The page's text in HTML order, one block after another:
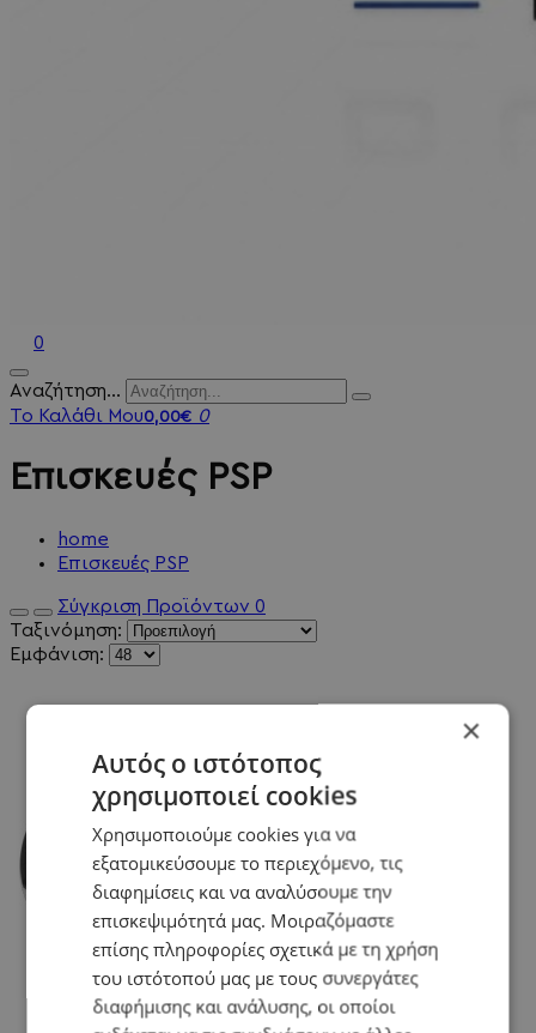
0
Αναζήτηση...
Το Καλάθι Μου0,00€ 0
Επισκευές PSP
home
Επισκευές PSP
Σύγκριση Προϊόντων 0
Ταξινόμηση:
Εμφάνιση:
×
Αυτός ο ιστότοπος
χρησιμοποιεί cookies
Χρησιμοποιούμε cookies για να
εξατομικεύσουμε το περιεχόμενο, τις
διαφημίσεις και να αναλύσουμε την
επισκεψιμότητά μας. Μοιραζόμαστε
επίσης πληροφορίες σχετικά με τη χρήση
του ιστότοπού μας με τους συνεργάτες
διαφήμισης και ανάλυσης, οι οποίοι